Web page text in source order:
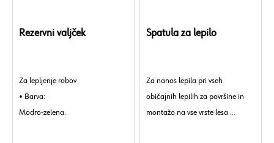
Rezervni valjček
Za lepljenje robov
• Barva:
Modro-zelena.
Spatula za lepilo
Za nanos lepila pri vseh
običajnih lepilih za površine in
montažo na vse vrste lesa